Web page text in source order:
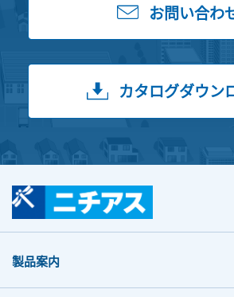
お問い合わ
カタログダウン
製品案内